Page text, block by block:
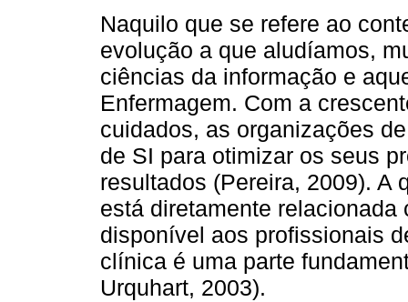
Naquilo que se refere ao
evolução a que aludíamos,
ciências da informação e
Enfermagem. Com a
cuidados, as organizações
de SI para otimizar os seus
resultados (Pereira, 2009). A
está diretamente
disponível aos profissionais
clínica é uma parte
Urquhart, 2003).